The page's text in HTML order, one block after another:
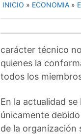
INICIO » ECONOMIA »
carácter técnico
quienes la
todos los
En la actualidad
únicamente
de la organización